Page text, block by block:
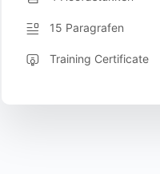
15 Paragrafen
Training Certificate